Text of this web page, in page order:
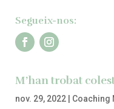
Segueix-nos:
M’han trobat
nov. 29, 2022| Coaching